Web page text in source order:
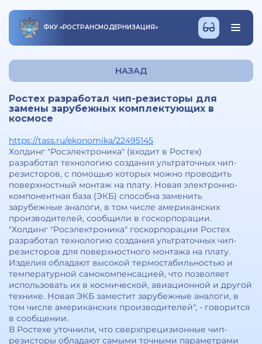
ФКУ «РОСТРАНСМОДЕРНИЗАЦИЯ»
НАЗАД
Ростех разработал чип-резисторы для
замены зарубежных комплектующих в
космосе
https://tass.ru/ekonomika/22495145
Холдинг "Росэлектроника" (входит в Ростех)
разработал технологию создания ультраточных чип-
резисторов, с помощью которых можно проводить
поверхностный монтаж на плату. Новая электронно-
компонентная база (ЭКБ) способна заменить
зарубежные аналоги, в том числе американских
производителей, сообщили в госкорпорации.
"Холдинг "Росэлектроника" госкорпорации Ростех
разработал технологию создания ультраточных чип-
резисторов для поверхностного монтажа на плату.
Изделия обладают высокой термостабильностью и
температурной самокомпенсацией, что позволяет
использовать их в космической, авиационной и другой
технике. Новая ЭКБ заместит зарубежные аналоги, в
том числе американских производителей", - говорится
в сообщении.
В Ростехе уточнили, что сверхпрецизионные чип-
резисторы обладают самыми точными параметрами